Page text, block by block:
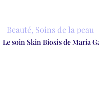
Beauté, Soins de la peau
Le soin Skin Biosis de Maria